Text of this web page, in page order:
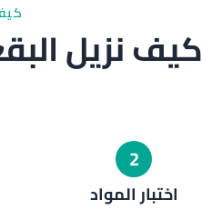
كيف نزيل
2
اختبار المواد